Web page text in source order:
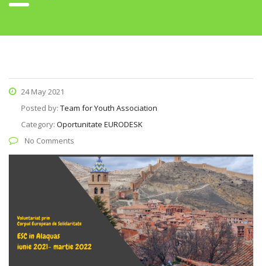
24 May 2021
Posted by: Team for Youth Association
Category: Oportunitate EURODESK
No Comments